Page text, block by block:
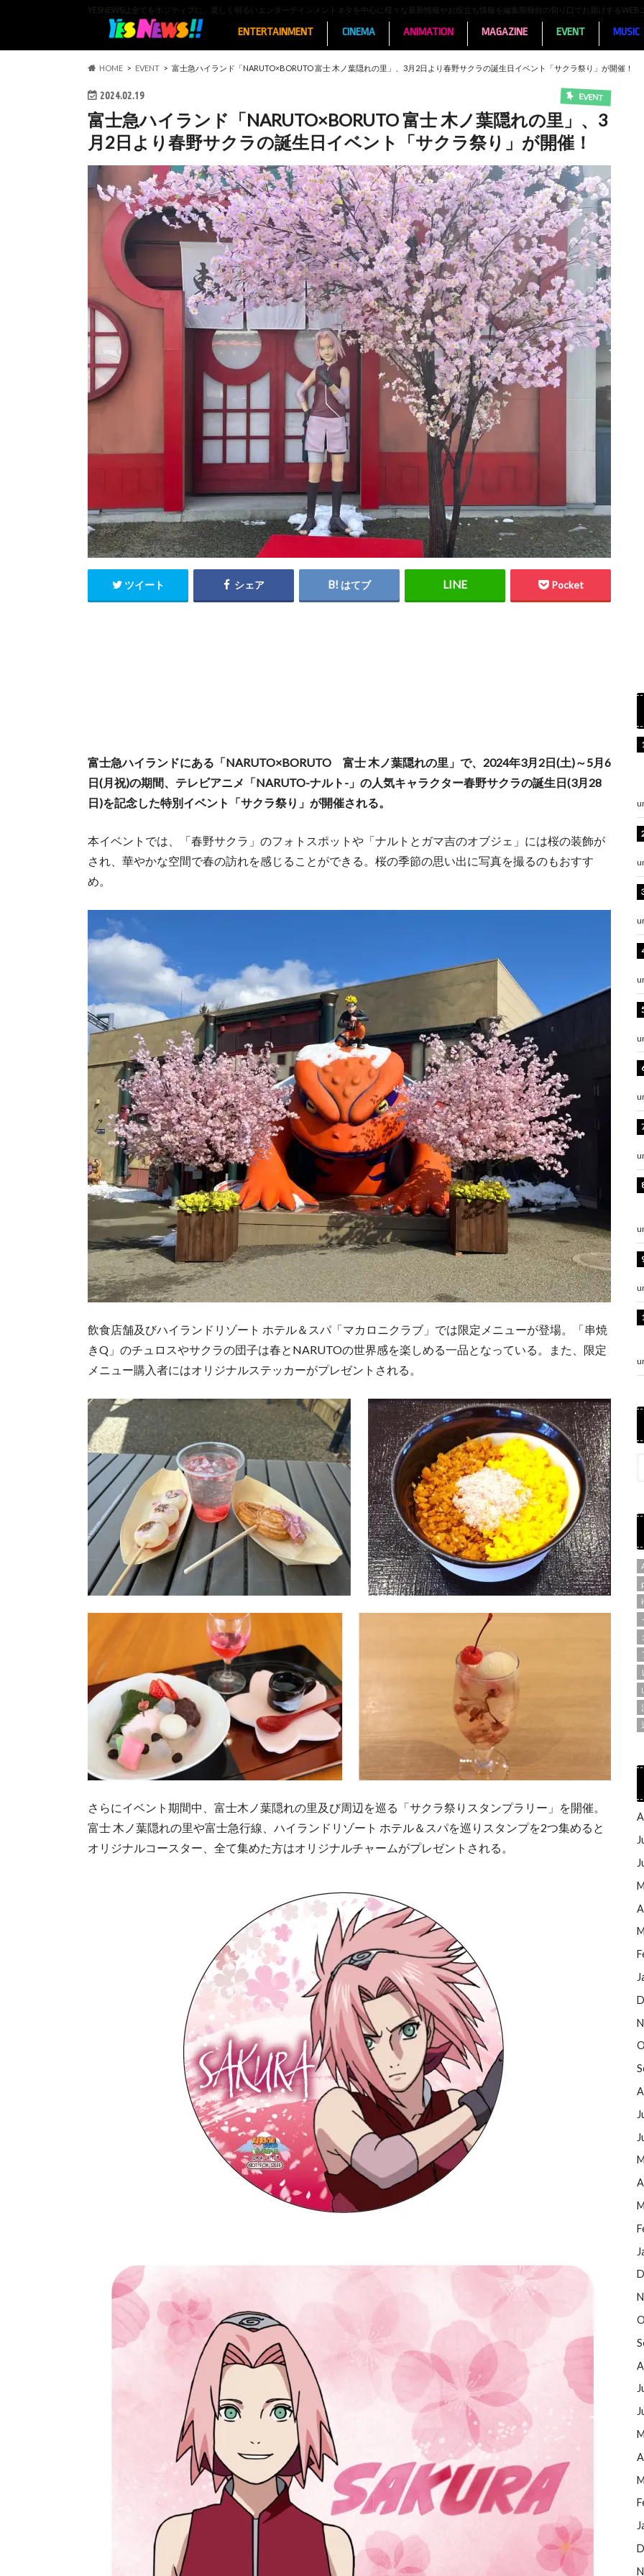
YESNEWSは全てをポジティブに、楽しく明るいエンターテインメントネタを中心に様々な最新情報やお役立ち情報を編集部独自の切り口でお届けするWEB
ENTERTAINMENT CINEMA ANIMATION MAGAZINE EVENT MUSIC
HOME EVENT 富士急ハイランド「NARUTO×BORUTO 富士 木ノ葉隠れの里」、3月2日より春野サクラの誕生日イベント「サクラ祭り」が開催！
2024.02.19 EVENT
富士急ハイランド「NARUTO×BORUTO 富士 木ノ葉隠れの里」、3
月2日より春野サクラの誕生日イベント「サクラ祭り」が開催！
ツイート シェア はてブ Pocket
富士急ハイランドにある「NARUTO×BORUTO 富士 木ノ葉隠れの里」で、2024年3月2日(土)～5月6
日(月祝)の期間、テレビアニメ「NARUTO-ナルト-」の人気キャラクター春野サクラの誕生日(3月28
日)を記念した特別イベント「サクラ祭り」が開催される。
本イベントでは、「春野サクラ」のフォトスポットや「ナルトとガマ吉のオブジェ」には桜の装飾が
され、華やかな空間で春の訪れを感じることができる。桜の季節の思い出に写真を撮るのもおすす
め。
飲食店舗及びハイランドリゾート ホテル＆スパ「マカロニクラブ」では限定メニューが登場。「串焼
きQ」のチュロスやサクラの団子は春とNARUTOの世界感を楽しめる一品となっている。また、限定
メニュー購入者にはオリジナルステッカーがプレゼントされる。
さらにイベント期間中、富士木ノ葉隠れの里及び周辺を巡る「サクラ祭りスタンプラリー」を開催。
富士 木ノ葉隠れの里や富士急行線、ハイランドリゾート ホテル＆スパを巡りスタンプを2つ集めると
オリジナルコースター、全て集めた方はオリジナルチャームがプレゼントされる。